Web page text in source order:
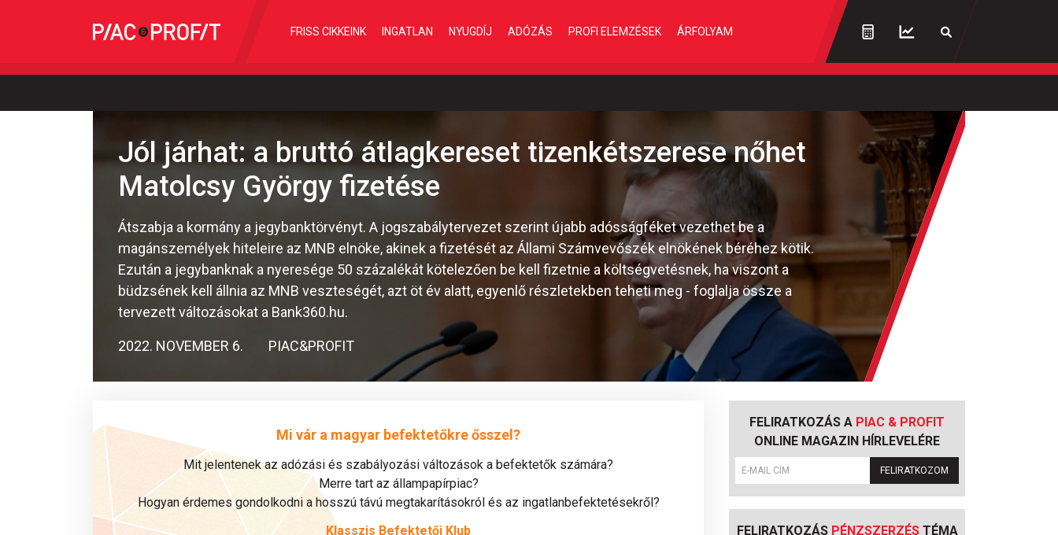
FRISS CIKKEINK INGATLAN NYUGDÍJ ADÓZÁS PROFI ELEMZÉSEK ÁRFOLYAM
Jól járhat: a bruttó átlagkereset tizenkétszerese nőhet
Matolcsy György fizetése
Átszabja a kormány a jegybanktörvényt. A jogszabálytervezet szerint újabb adósságféket vezethet be a
magánszemélyek hiteleire az MNB elnöke, akinek a fizetését az Állami Számvevőszék elnökének béréhez kötik.
Ezután a jegybanknak a nyeresége 50 százalékát kötelezően be kell fizetnie a költségvetésnek, ha viszont a
büdzsének kell állnia az MNB veszteségét, azt öt év alatt, egyenlő részletekben teheti meg - foglalja össze a
tervezett változásokat a Bank360.hu.
2022. NOVEMBER 6. PIAC&PROFIT
Mi vár a magyar befektetőkre ősszel?
Mit jelentenek az adózási és szabályozási változások a befektetők számára?
Merre tart az állampapírpiac?
Hogyan érdemes gondolkodni a hosszú távú megtakarításokról és az ingatlanbefektetésekről?
Klasszis Befektetői Klub
FELIRATKOZÁS A PIAC & PROFIT
ONLINE MAGAZIN HÍRLEVELÉRE
FELIRATKOZOM
FELIRATKOZÁS PÉNZSZERZÉSTÉMA